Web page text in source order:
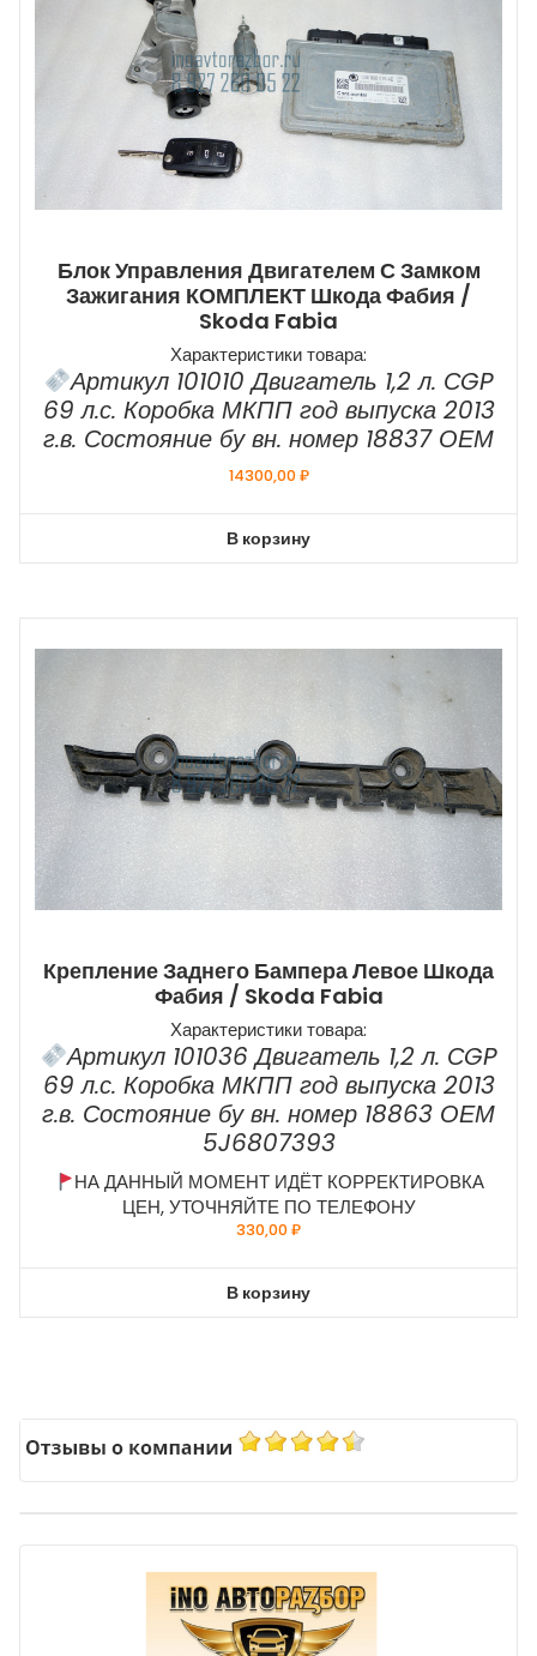
Блок Управления Двигателем С Замком
Зажигания КОМПЛЕКТ Шкода Фабия /
Skoda Fabia
Характеристики товара:
Артикул 101010 Двигатель 1,2 л. СGP
69 л.с. Коробка МКПП год выпуска 2013
г.в. Состояние бу вн. номер 18837 ОЕМ
14300,00₽
В корзину
Крепление Заднего Бампера Левое Шкода
Фабия / Skoda Fabia
Характеристики товара:
Артикул 101036 Двигатель 1,2 л. СGP
69 л.с. Коробка МКПП год выпуска 2013
г.в. Состояние бу вн. номер 18863 ОЕМ
5J6807393
НА ДАННЫЙ МОМЕНТ ИДЁТ КОРРЕКТИРОВКА
ЦЕН, УТОЧНЯЙТЕ ПО ТЕЛЕФОНУ
330,00₽
В корзину